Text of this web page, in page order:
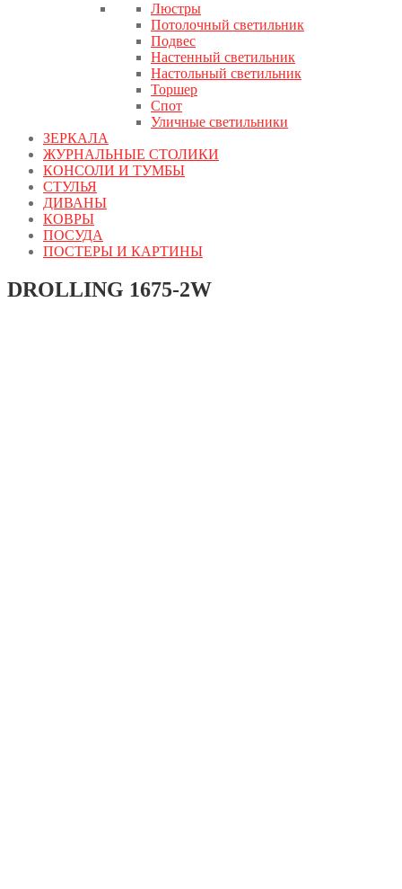
Люстры
Потолочный светильник
Подвес
Настенный светильник
Настольный светильник
Торшер
Спот
Уличные светильники
ЗЕРКАЛА
ЖУРНАЛЬНЫЕ СТОЛИКИ
КОНСОЛИ И ТУМБЫ
СТУЛЬЯ
ДИВАНЫ
КОВРЫ
ПОСУДА
ПОСТЕРЫ И КАРТИНЫ
DROLLING 1675-2W